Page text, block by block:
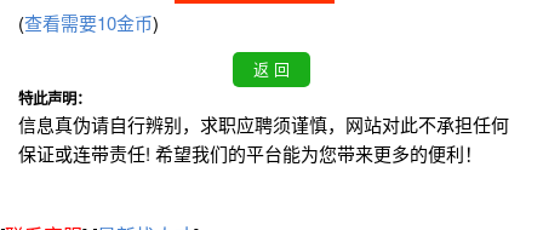
(查看需要10金币)
特此声明：
信息真伪请自行辨别，求职应聘须谨慎，网站对此不承担任何
保证或连带责任! 希望我们的平台能为您带来更多的便利！